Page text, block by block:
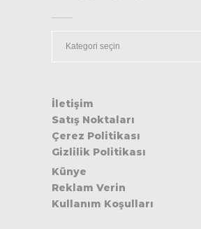
İletişim
Satış Noktaları
Çerez Politikası
Gizlilik Politikası
Künye
Reklam Verin
Kullanım Koşulları